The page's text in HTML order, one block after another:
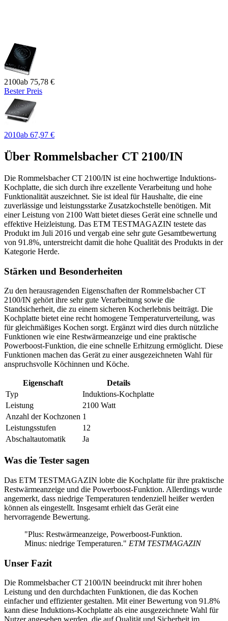
2100ab 75,78 €
Bester Preis
2010ab 67,97 €
Über Rommelsbacher CT 2100/IN
Die Rommelsbacher CT 2100/IN ist eine hochwertige Induktions-
Kochplatte, die sich durch ihre exzellente Verarbeitung und hohe
Funktionalität auszeichnet. Sie ist ideal für Haushalte, die eine
zuverlässige und leistungsstarke Zusatzkochstelle benötigen. Mit
einer Leistung von 2100 Watt bietet dieses Gerät eine schnelle und
effektive Heizleistung. Das ETM TESTMAGAZIN testete das
Produkt im Juli 2016 und vergab eine sehr gute Gesamtbewertung
von 91.8%, unterstreicht damit die hohe Qualität des Produkts in der
Kategorie Herde.
Stärken und Besonderheiten
Zu den herausragenden Eigenschaften der Rommelsbacher CT
2100/IN gehört ihre sehr gute Verarbeitung sowie die
Standsicherheit, die zu einem sicheren Kocherlebnis beiträgt. Die
Kochplatte bietet eine recht homogene Temperaturverteilung, was
für gleichmäßiges Kochen sorgt. Ergänzt wird dies durch nützliche
Funktionen wie eine Restwärmeanzeige und eine praktische
Powerboost-Funktion, die eine schnelle Erhitzung ermöglicht. Diese
Funktionen machen das Gerät zu einer ausgezeichneten Wahl für
anspruchsvolle Köchinnen und Köche.
Eigenschaft
Details
Typ
Induktions-Kochplatte
Leistung
2100 Watt
Anzahl der Kochzonen 1
Leistungsstufen
12
Abschaltautomatik
Ja
Was die Tester sagen
Das ETM TESTMAGAZIN lobte die Kochplatte für ihre praktische
Restwärmeanzeige und die Powerboost-Funktion. Allerdings wurde
angemerkt, dass niedrige Temperaturen tendenziell heißer werden
können als eingestellt. Insgesamt erhielt das Gerät eine
hervorragende Bewertung.
"Plus: Restwärmeanzeige, Powerboost-Funktion.
Minus: niedrige Temperaturen." ETM TESTMAGAZIN
Unser Fazit
Die Rommelsbacher CT 2100/IN beeindruckt mit ihrer hohen
Leistung und den durchdachten Funktionen, die das Kochen
einfacher und effizienter gestalten. Mit einer Bewertung von 91.8%
kann diese Induktions-Kochplatte als eine ausgezeichnete Wahl für